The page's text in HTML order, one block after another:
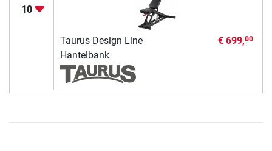
10
Taurus Design Line
Hantelbank
€ 699,00